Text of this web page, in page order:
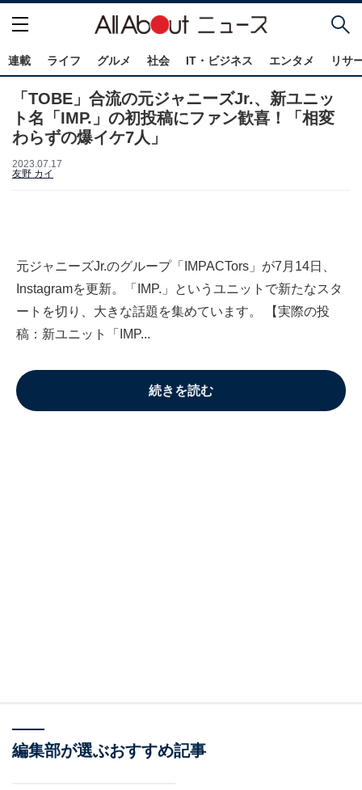
連載 ライフ グルメ 社会 IT・ビジネス エンタメ リサ
「TOBE」合流の元ジャニーズJr.、新ユニッ
ト名「IMP.」の初投稿にファン歓喜！「相変
わらずの爆イケ7人」
2023.07.17
友野 カイ
元ジャニーズJr.のグループ「IMPACTors」が7月14日、
Instagramを更新。「IMP.」というユニットで新たなスタ
ートを切り、大きな話題を集めています。 【実際の投
稿：新ユニット「IMP...
続きを読む
編集部が選ぶおすすめ記事